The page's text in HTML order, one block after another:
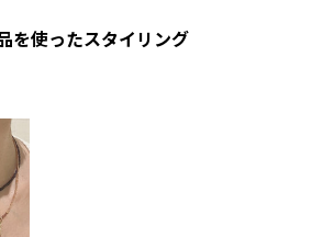
を使ったスタイリング